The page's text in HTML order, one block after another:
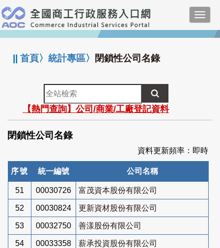
跳
到
主
要
:::
||首頁〉統計專區〉 閉鎖性公司名錄
全
站
檢
索
【熱門查詢】公司/商業/工廠登記資料
閉鎖性公司名錄
資料更新頻率：即時
序號 統一編號 公司名稱
51 00030726 富茂資本股份有限公司
52 00030824 更新資材股份有限公司
53 00032750 善漾股份有限公司
54 00033358 薪承投資股份有限公司